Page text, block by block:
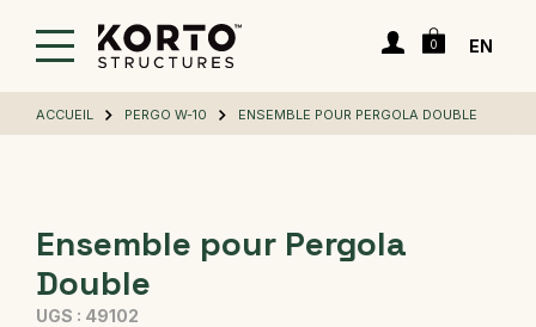
Connexion
Panier
0 EN
ACCUEIL PERGO W-10 ENSEMBLE POUR PERGOLA DOUBLE
Ensemble pour Pergola
Double
UGS : 49102